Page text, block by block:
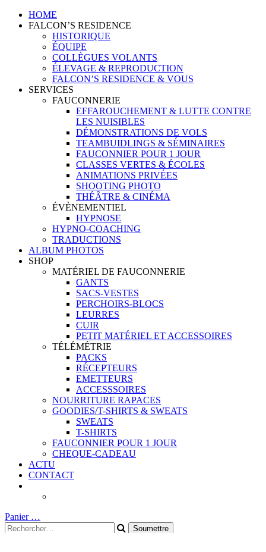
HOME
FALCON’S RESIDENCE
HISTORIQUE
ÉQUIPE
COLLÈGUES VOLANTS
ÉLEVAGE & REPRODUCTION
FALCON’S RESIDENCE & VOUS
SERVICES
FAUCONNERIE
EFFAROUCHEMENT & LUTTE CONTRE
LES NUISIBLES
DÉMONSTRATIONS DE VOLS
TEAMBUIDLINGS & SÉMINAIRES
FAUCONNIER POUR 1 JOUR
CLASSES VERTES & ÉCOLES
ANIMATIONS PRIVÉES
SHOOTING PHOTO
THÉÂTRE & CINÉMA
ÉVÈNEMENTIEL
HYPNOSE
HYPNO-COACHING
TRADUCTIONS
ALBUM PHOTOS
SHOP
MATÉRIEL DE FAUCONNERIE
GANTS
SACS-VESTES
PERCHOIRS-BLOCS
LEURRES
CUIR
PETIT MATÉRIEL ET ACCESSOIRES
TÉLÉMÉTRIE
PACKS
RÉCEPTEURS
EMETTEURS
ACCESSSOIRES
NOURRITURE RAPACES
GOODIES/T-SHIRTS & SWEATS
SWEATS
T-SHIRTS
FAUCONNIER POUR 1 JOUR
CHEQUE-CADEAU
ACTU
CONTACT
Panier …